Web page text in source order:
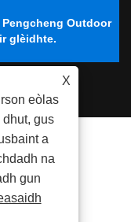
Outdoor
glèidhte.
X
eòlas
gus
a
na
gun